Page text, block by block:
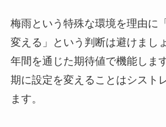
梅雨という特殊な環境を理由に
変える」という判断は避けまし
年間を通じた期待値で機能しま
期に設定を変えることはシスト
ます。